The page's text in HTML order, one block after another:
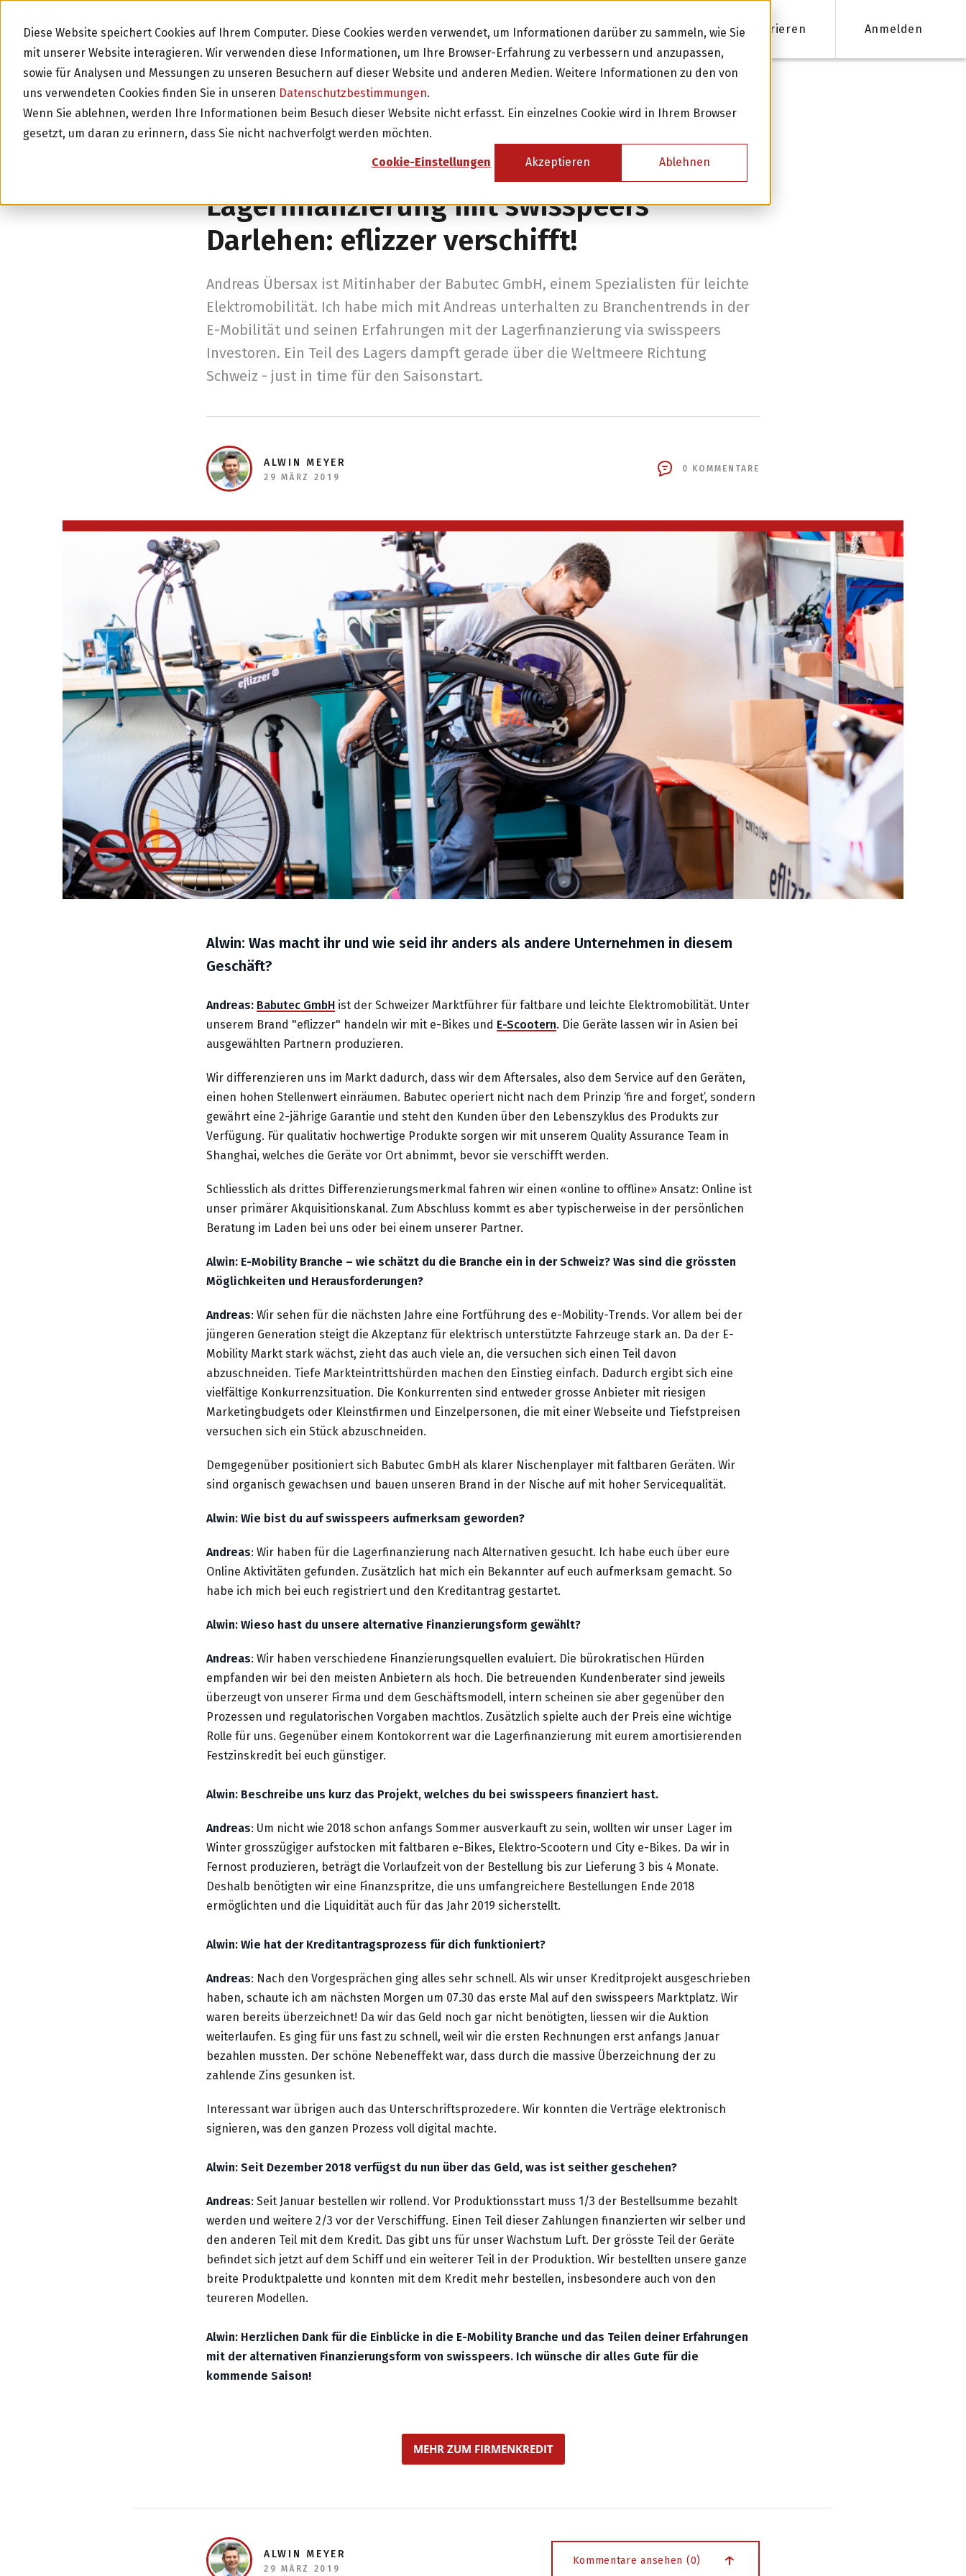
Diese Website speichert Cookies auf Ihrem Computer. Diese Cookies werden verwendet, um Informationen darüber zu sammeln, wie Sie
mit unserer Website interagieren. Wir verwenden diese Informationen, um Ihre Browser-Erfahrung zu verbessern und anzupassen,
sowie für Analysen und Messungen zu unseren Besuchern auf dieser Website und anderen Medien. Weitere Informationen zu den von
uns verwendeten Cookies finden Sie in unseren Datenschutzbestimmungen.
Wenn Sie ablehnen, werden Ihre Informationen beim Besuch dieser Website nicht erfasst. Ein einzelnes Cookie wird in Ihrem Browser
gesetzt, um daran zu erinnern, dass Sie nicht nachverfolgt werden möchten.
Cookie-Einstellungen Akzeptieren Ablehnen
BLOG Registrieren Anmelden
Investieren
Investition in Schweizer Unternehmen
Attraktive Renditen mit monatlichen
Finanzieren
Firmenkredite ab 50'000 CHF
Persönliche Beratung für Ihre Finanzierung
Zurück zur Übersicht
Lagerfinanzierung mit swisspeers
Darlehen: eflizzer verschifft!
Andreas Übersax ist Mitinhaber der Babutec GmbH, einem Spezialisten für leichte
Elektromobilität. Ich habe mich mit Andreas unterhalten zu Branchentrends in der
E-Mobilität und seinen Erfahrungen mit der Lagerfinanzierung via swisspeers
Investoren. Ein Teil des Lagers dampft gerade über die Weltmeere Richtung
Schweiz - just in time für den Saisonstart.
ALWIN MEYER
29 MÄRZ 2019
0 KOMMENTARE
Alwin: Was macht ihr und wie seid ihr anders als andere Unternehmen in diesem
Geschäft?
Andreas: Babutec GmbH ist der Schweizer Marktführer für faltbare und leichte Elektromobilität. Unter
unserem Brand "eflizzer" handeln wir mit e-Bikes und E-Scootern. Die Geräte lassen wir in Asien bei
ausgewählten Partnern produzieren.
Wir differenzieren uns im Markt dadurch, dass wir dem Aftersales, also dem Service auf den Geräten,
einen hohen Stellenwert einräumen. Babutec operiert nicht nach dem Prinzip ‘fire and forget’, sondern
gewährt eine 2-jährige Garantie und steht den Kunden über den Lebenszyklus des Produkts zur
Verfügung. Für qualitativ hochwertige Produkte sorgen wir mit unserem Quality Assurance Team in
Shanghai, welches die Geräte vor Ort abnimmt, bevor sie verschifft werden.
Schliesslich als drittes Differenzierungsmerkmal fahren wir einen «online to offline» Ansatz: Online ist
unser primärer Akquisitionskanal. Zum Abschluss kommt es aber typischerweise in der persönlichen
Beratung im Laden bei uns oder bei einem unserer Partner.
Alwin: E-Mobility Branche – wie schätzt du die Branche ein in der Schweiz? Was sind die grössten
Möglichkeiten und Herausforderungen?
Andreas: Wir sehen für die nächsten Jahre eine Fortführung des e-Mobility-Trends. Vor allem bei der
jüngeren Generation steigt die Akzeptanz für elektrisch unterstützte Fahrzeuge stark an. Da der E-
Mobility Markt stark wächst, zieht das auch viele an, die versuchen sich einen Teil davon
abzuschneiden. Tiefe Markteintrittshürden machen den Einstieg einfach. Dadurch ergibt sich eine
vielfältige Konkurrenzsituation. Die Konkurrenten sind entweder grosse Anbieter mit riesigen
Marketingbudgets oder Kleinstfirmen und Einzelpersonen, die mit einer Webseite und Tiefstpreisen
versuchen sich ein Stück abzuschneiden.
Demgegenüber positioniert sich Babutec GmbH als klarer Nischenplayer mit faltbaren Geräten. Wir
sind organisch gewachsen und bauen unseren Brand in der Nische auf mit hoher Servicequalität.
Alwin: Wie bist du auf swisspeers aufmerksam geworden?
Andreas: Wir haben für die Lagerfinanzierung nach Alternativen gesucht. Ich habe euch über eure
Online Aktivitäten gefunden. Zusätzlich hat mich ein Bekannter auf euch aufmerksam gemacht. So
habe ich mich bei euch registriert und den Kreditantrag gestartet.
Alwin: Wieso hast du unsere alternative Finanzierungsform gewählt?
Andreas: Wir haben verschiedene Finanzierungsquellen evaluiert. Die bürokratischen Hürden
empfanden wir bei den meisten Anbietern als hoch. Die betreuenden Kundenberater sind jeweils
überzeugt von unserer Firma und dem Geschäftsmodell, intern scheinen sie aber gegenüber den
Prozessen und regulatorischen Vorgaben machtlos. Zusätzlich spielte auch der Preis eine wichtige
Rolle für uns. Gegenüber einem Kontokorrent war die Lagerfinanzierung mit eurem amortisierenden
Festzinskredit bei euch günstiger.
Alwin: Beschreibe uns kurz das Projekt, welches du bei swisspeers finanziert hast.
Andreas: Um nicht wie 2018 schon anfangs Sommer ausverkauft zu sein, wollten wir unser Lager im
Winter grosszügiger aufstocken mit faltbaren e-Bikes, Elektro-Scootern und City e-Bikes. Da wir in
Fernost produzieren, beträgt die Vorlaufzeit von der Bestellung bis zur Lieferung 3 bis 4 Monate.
Deshalb benötigten wir eine Finanzspritze, die uns umfangreichere Bestellungen Ende 2018
ermöglichten und die Liquidität auch für das Jahr 2019 sicherstellt.
Alwin: Wie hat der Kreditantragsprozess für dich funktioniert?
Andreas: Nach den Vorgesprächen ging alles sehr schnell. Als wir unser Kreditprojekt ausgeschrieben
haben, schaute ich am nächsten Morgen um 07.30 das erste Mal auf den swisspeers Marktplatz. Wir
waren bereits überzeichnet! Da wir das Geld noch gar nicht benötigten, liessen wir die Auktion
weiterlaufen. Es ging für uns fast zu schnell, weil wir die ersten Rechnungen erst anfangs Januar
bezahlen mussten. Der schöne Nebeneffekt war, dass durch die massive Überzeichnung der zu
zahlende Zins gesunken ist.
Interessant war übrigen auch das Unterschriftsprozedere. Wir konnten die Verträge elektronisch
signieren, was den ganzen Prozess voll digital machte.
Alwin: Seit Dezember 2018 verfügst du nun über das Geld, was ist seither geschehen?
Andreas: Seit Januar bestellen wir rollend. Vor Produktionsstart muss 1/3 der Bestellsumme bezahlt
werden und weitere 2/3 vor der Verschiffung. Einen Teil dieser Zahlungen finanzierten wir selber und
den anderen Teil mit dem Kredit. Das gibt uns für unser Wachstum Luft. Der grösste Teil der Geräte
befindet sich jetzt auf dem Schiff und ein weiterer Teil in der Produktion. Wir bestellten unsere ganze
breite Produktpalette und konnten mit dem Kredit mehr bestellen, insbesondere auch von den
teureren Modellen.
Alwin: Herzlichen Dank für die Einblicke in die E-Mobility Branche und das Teilen deiner Erfahrungen
mit der alternativen Finanzierungsform von swisspeers. Ich wünsche dir alles Gute für die
kommende Saison!
MEHR ZUM FIRMENKREDIT
ALWIN MEYER
29 MÄRZ 2019
Kommentare ansehen (0)